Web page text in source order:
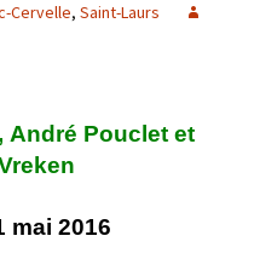
Cervelle, Saint-Laurs
André Pouclet et
mai 2016